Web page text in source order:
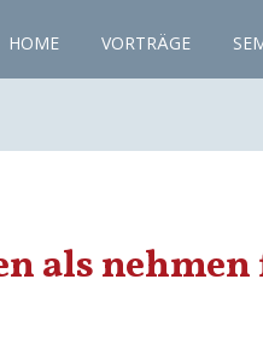
HOME VORTRÄGE
als